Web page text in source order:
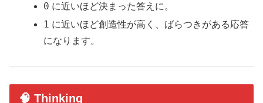
0 に近いほど決まった答えに。
1 に近いほど創造性が高く、ばらつきがある応答
になります。
🧠 Thinking